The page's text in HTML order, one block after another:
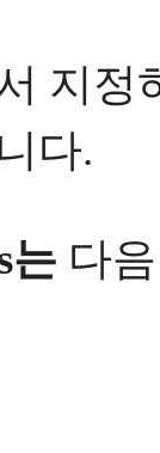
지정
다.
는 다